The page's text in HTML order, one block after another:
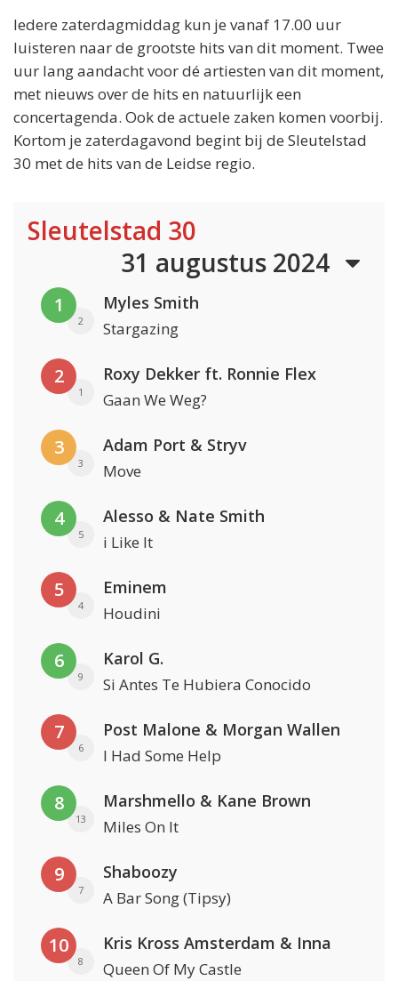
Iedere zaterdagmiddag kun je vanaf 17.00 uur
luisteren naar de grootste hits van dit moment. Twee
uur lang aandacht voor dé artiesten van dit moment,
met nieuws over de hits en natuurlijk een
concertagenda. Ook de actuele zaken komen voorbij.
Kortom je zaterdagavond begint bij de Sleutelstad
30 met de hits van de Leidse regio.
Sleutelstad 30
31 augustus 2024
1
2
Myles Smith
Stargazing
2
1
Roxy Dekker ft. Ronnie Flex
Gaan We Weg?
3
3
Adam Port & Stryv
Move
4
5
Alesso & Nate Smith
i Like It
5
4
Eminem
Houdini
6
9
Karol G.
Si Antes Te Hubiera Conocido
7
6
Post Malone & Morgan Wallen
I Had Some Help
8
13
Marshmello & Kane Brown
Miles On It
9
7
Shaboozy
A Bar Song (Tipsy)
10
8
Kris Kross Amsterdam & Inna
Queen Of My Castle